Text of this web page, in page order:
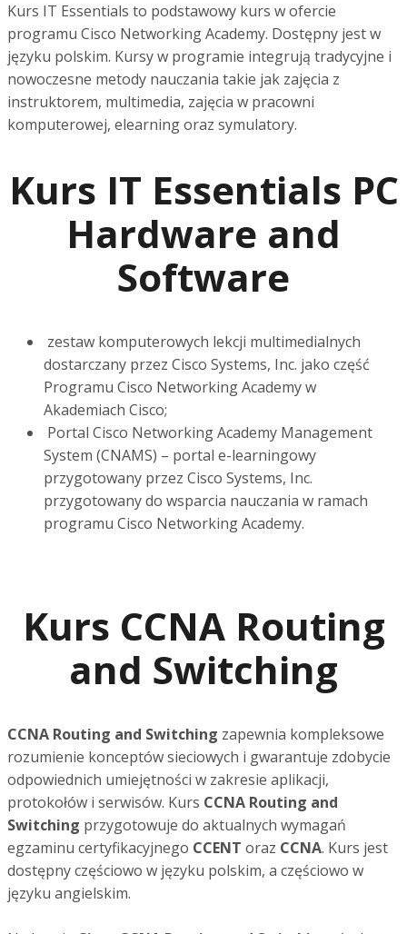
Kurs IT Essentials to podstawowy kurs w ofercie
programu Cisco Networking Academy. Dostępny jest w
języku polskim. Kursy w programie integrują tradycyjne i
nowoczesne metody nauczania takie jak zajęcia z
instruktorem, multimedia, zajęcia w pracowni
komputerowej, elearning oraz symulatory.
Kurs IT Essentials PC
Hardware and
Software
zestaw komputerowych lekcji multimedialnych
dostarczany przez Cisco Systems, Inc. jako część
Programu Cisco Networking Academy w
Akademiach Cisco;
Portal Cisco Networking Academy Management
System (CNAMS) – portal e-learningowy
przygotowany przez Cisco Systems, Inc.
przygotowany do wsparcia nauczania w ramach
programu Cisco Networking Academy.
Kurs CCNA Routing
and Switching
CCNA Routing and Switching zapewnia kompleksowe
rozumienie konceptów sieciowych i gwarantuje zdobycie
odpowiednich umiejętności w zakresie aplikacji,
protokołów i serwisów. Kurs CCNA Routing and
Switching przygotowuje do aktualnych wymagań
egzaminu certyfikacyjnego CCENT oraz CCNA. Kurs jest
dostępny częściowo w języku polskim, a częściowo w
języku angielskim.